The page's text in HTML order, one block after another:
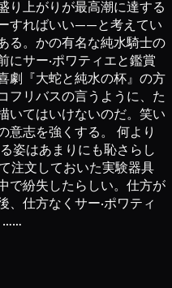
り上がりが最高潮に達する
すればいい——と考えてい
る。かの有名な純水騎士の
にサー·ポワティエと鑑賞
劇『大蛇と純水の杯』の方
フリバスの言うように、た
いてはいけないのだ。笑い
意志を強くする。 何より
姿はあまりにも恥さらし
注文しておいた実験器具
で紛失したらしい。仕方が
、仕方なくサー·ポワティ
……